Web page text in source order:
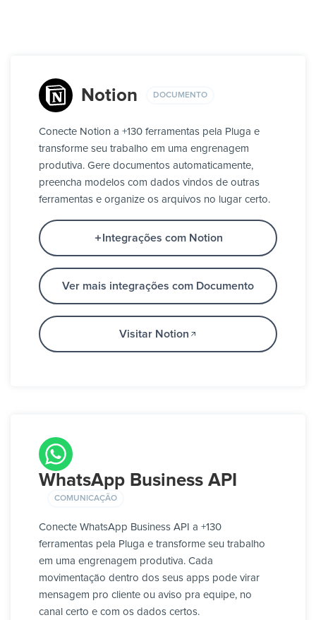
Notion DOCUMENTO
Conecte Notion a +130 ferramentas pela Pluga e
transforme seu trabalho em uma engrenagem
produtiva. Gere documentos automaticamente,
preencha modelos com dados vindos de outras
ferramentas e organize os arquivos no lugar certo.
Integrações com Notion
Ver mais integrações com Documento
Visitar Notion
WhatsApp Business API
COMUNICAÇÃO
Conecte WhatsApp Business API a +130
ferramentas pela Pluga e transforme seu trabalho
em uma engrenagem produtiva. Cada
movimentação dentro dos seus apps pode virar
mensagem pro cliente ou aviso pra equipe, no
canal certo e com os dados certos.